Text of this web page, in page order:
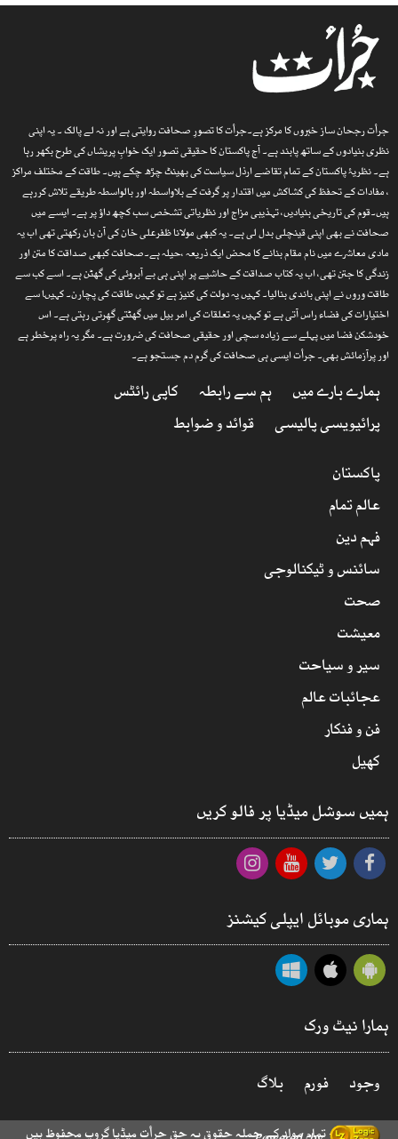
جرأت رجحان ساز خبروں کا مرکز ہے۔جرأت کا تصورِ صحافت روایتی ہے اور نہ لے پالک ۔ یہ اپنی
نظری بنیادوں کے ساتھ پابند ہے۔ آج پاکستان کا حقیقی تصور ایک خوابِ پریشاں کی طرح بکھر رہا
ہے۔ نظریۂ پاکستان کے تمام تقاضے ارذل سیاست کی بھینٹ چڑھ چکے ہیں۔ طاقت کے مختلف مراکز
، مفادات کے تحفظ کی کشاکش میں اقتدار پر گرفت کے بلاواسطہ اور بالواسطہ طریقے تلاش کررہے
ہیں۔قوم کی تاریخی بنیادیں، تہذیبی مزاج اور نظریاتی تشخص سب کچھ داؤ پر ہے۔ ایسے میں
صحافت نے بھی اپنی قینچلی بدل لی ہے۔ یہ کبھی مولانا ظفرعلی خان کی آن بان رکھتی تھی اب یہ
مادی معاشرے میں نام مقام بنانے کا محض ایک ذریعہ ،حیلہ ہے۔صحافت کبھی صداقت کا متن اور
زندگی کا جتن تھی، اب یہ کتاب صداقت کے حاشیے پر اپنی ہی بے آبروئی کی گھٹن ہے۔ اسے کب سے
طاقت وروں نے اپنی باندی بنالیا۔ کہیں یہ دولت کی کنیز ہے تو کہیں طاقت کی پچارن۔ کہیںا سے
اختیارات کی فضاء راس آتی ہے تو کہیں یہ تعلقات کی امر بیل میں گھٹتی گھِرتی رہتی ہے۔ اس
خودشکن فضا میں پہلے سے زیادہ سچی اور حقیقی صحافت کی ضرورت ہے۔ مگر یہ راہ پرخطر ہے
اور پرآزمائش بھی۔ جرأت ایسی ہی صحافت کی گرم دم جستجو ہے۔
ہمارے بارے میں ہم سے رابطہ
کاپی رائٹس
پرائیویسی پالیسی
قوائد و ضوابط
پاکستان
عالم تمام
فہم دین
سائنس و ٹیکنالوجی
صحت
معیشت
سیر و سیاحت
عجائبات عالم
فن و فنکار
کھیل
ہمیں سوشل میڈیا پر فالو کریں
ہماری موبائل ایپلی کیشنز
ہمارا نیٹ ورک
وجود فورم بلاگ